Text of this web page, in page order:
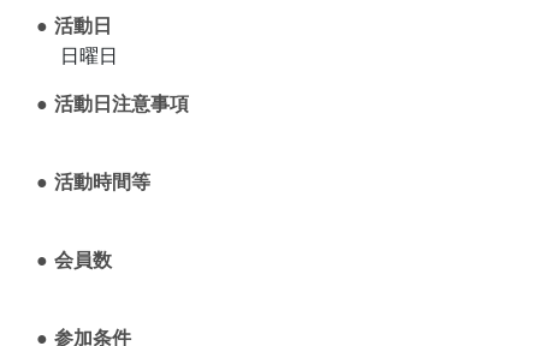
活動日
日曜日
活動日注意事項
活動時間等
会員数
参加条件